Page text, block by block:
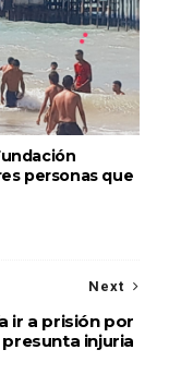
personas que
Next
ir a prisión por
presunta injuria